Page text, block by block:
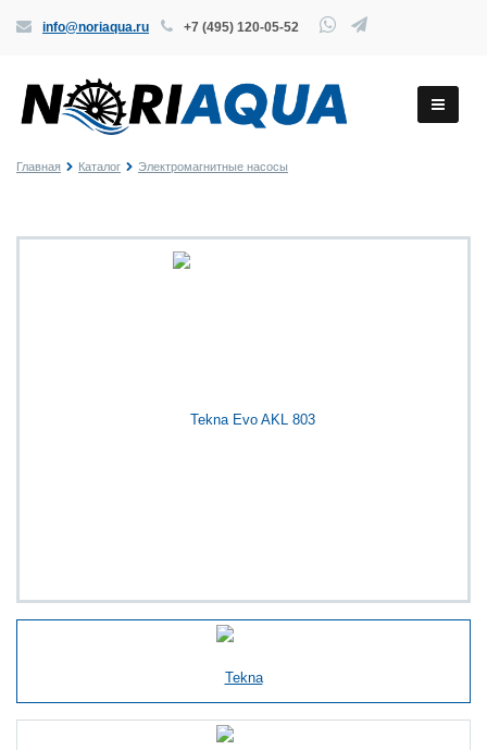
info@noriaqua.ru +7 (495) 120-05-52
Главная Каталог Электромагнитные насосы